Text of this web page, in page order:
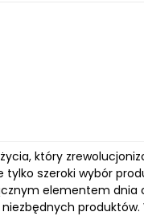
który
szeroki wybór
elementem dnia